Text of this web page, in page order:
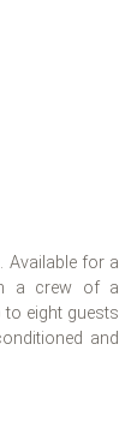
Available for a
a crew of a
eight guests
and